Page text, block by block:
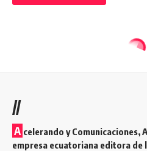
//
A celerando y Comunicaciones,
empresa ecuatoriana editora de